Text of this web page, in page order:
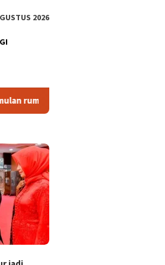
2026
Bupati: 2.125 hektare lahan